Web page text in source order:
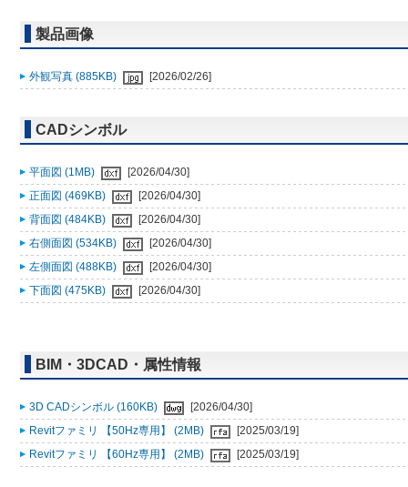
製品画像
外観写真 (885KB) [2026/02/26]
CADシンボル
平面図 (1MB)
[2026/04/30]
正面図 (469KB)
[2026/04/30]
背面図 (484KB)
[2026/04/30]
右側面図 (534KB)
[2026/04/30]
左側面図 (488KB)
[2026/04/30]
下面図 (475KB)
[2026/04/30]
BIM・3DCAD・属性情報
3D CADシンボル (160KB)
[2026/04/30]
Revitファミリ 【50Hz専用】 (2MB)
[2025/03/19]
Revitファミリ 【60Hz専用】 (2MB)
[2025/03/19]